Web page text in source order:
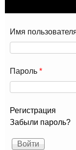
Имя
Пароль *
Регистрация
Забыли пароль?